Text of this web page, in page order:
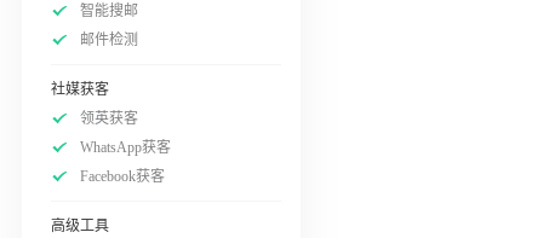
智能搜邮
邮件检测
社媒获客
领英获客
WhatsApp获客
Facebook获客
高级工具